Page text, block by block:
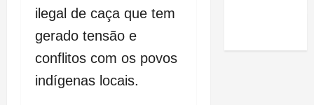
ilegal de caça que tem
gerado tensão e
conflitos com os povos
indígenas locais.